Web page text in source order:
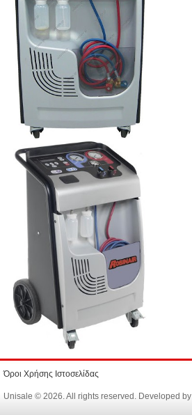
Όροι Χρήσης Ιστοσελίδας
Unisale © 2026. All rights reserved. Developed by